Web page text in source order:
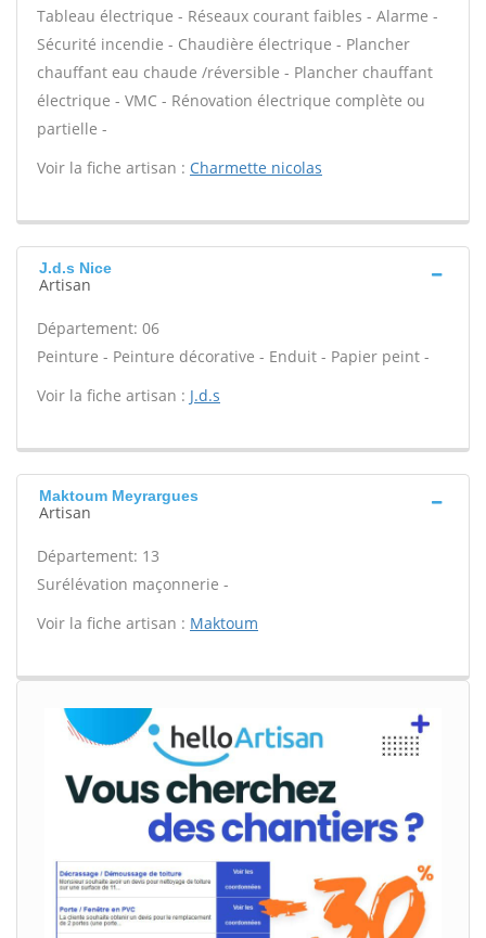
Tableau électrique - Réseaux courant faibles - Alarme -
Sécurité incendie - Chaudière électrique - Plancher
chauffant eau chaude /réversible - Plancher chauffant
électrique - VMC - Rénovation électrique complète ou
partielle -
Voir la fiche artisan : Charmette nicolas
J.d.s Nice
Artisan
Département: 06
Peinture - Peinture décorative - Enduit - Papier peint -
Voir la fiche artisan : J.d.s
Maktoum Meyrargues
Artisan
Département: 13
Surélévation maçonnerie -
Voir la fiche artisan : Maktoum